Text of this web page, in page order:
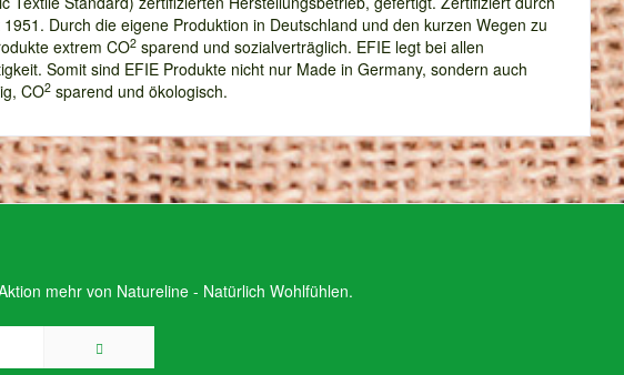
Durch die eigene Produktion in Deutschland und den kurzen Wegen zu
extrem CO2 sparend und sozialverträglich. EFIE legt bei allen
Somit sind EFIE Produkte nicht nur Made in Germany, sondern auch
CO2sparend und ökologisch.
mehr von Natureline - Natürlich Wohlfühlen.